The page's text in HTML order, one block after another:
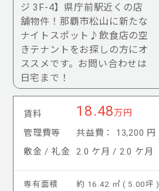
ジ 3F-4】県庁前駅近くの店
舗物件！那覇市松山に新たな
ナイトスポット♪飲食店の空
きテナントをお探しの方にオ
ススメです。お問い合わせは
日宅まで！
賃料 18.48万円
管理費等
共益費： 13,200 円
敷金 / 礼金
2.0 ケ月 / 2.0 ケ月
専有面積
約 16.42 ㎡ ( 5.00坪 )